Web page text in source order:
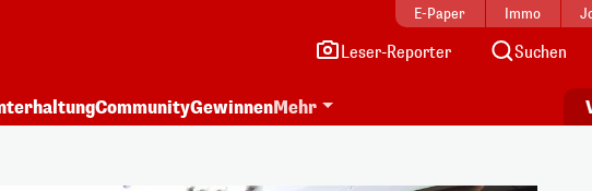
E-Paper Immo
Leser-Reporter Suchen
CommunityGewinnenMehr